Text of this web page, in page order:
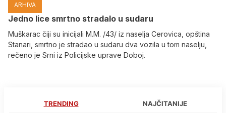
ARHIVA
Јedno lice smrtno stradalo u sudaru
Muškarac čiji su inicijali M.M. /43/ iz naselja Cerovica, opština
Stanari, smrtno je stradao u sudaru dva vozila u tom naselju,
rečeno je Srni iz Policijske uprave Doboj.
TRENDING NAJČITANIJE